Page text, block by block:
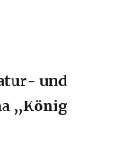
und
„König